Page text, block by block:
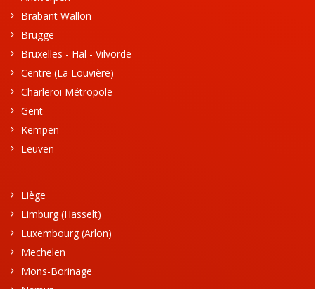
Brabant Wallon
Brugge
Bruxelles - Hal - Vilvorde
Centre (La Louvière)
Charleroi Métropole
Gent
Kempen
Leuven
Liège
Limburg (Hasselt)
Luxembourg (Arlon)
Mechelen
Mons-Borinage